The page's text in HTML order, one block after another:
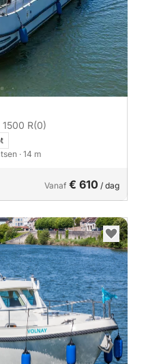
R(0)
· 14 m
Vanaf € 610 / dag